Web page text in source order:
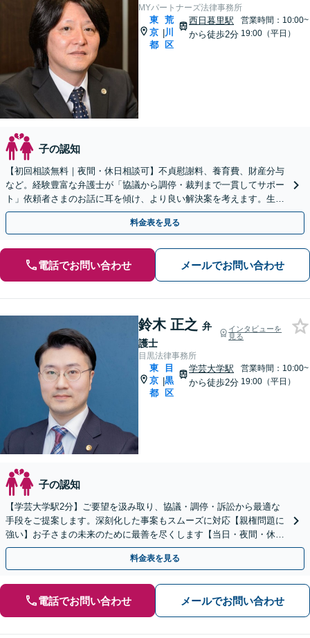
MYパートナーズ法律事務所
東
京
都
|
荒
川
区
西日暮里駅
から徒歩2分
営業時間：10:00~
19:00（平日）
子の認知
【初回相談無料｜夜間・休日相談可】不貞慰謝料、養育費、財産分与
など。経験豊富な弁護士が「協議から調停・裁判まで一貫してサポー
ト」依頼者さまのお話に耳を傾け、より良い解決案を考えます。生
活、お金、子どものこと、ご相談ください【西日暮里駅2分】
料金表を見る
電話でお問い合わせ メールでお問い合わせ
鈴木 正之 弁
護士
インタビューを
見る
目黒法律事務所
東
京
都
|
目
黒
区
学芸大学駅
から徒歩2分
営業時間：10:00~
19:00（平日）
子の認知
【学芸大学駅2分】ご要望を汲み取り、協議・調停・訴訟から最適な
手段をご提案します。深刻化した事案もスムーズに対応【親権問題に
強い】お子さまの未来のために最善を尽くします【当日・夜間・休日
対応】
料金表を見る
電話でお問い合わせ メールでお問い合わせ